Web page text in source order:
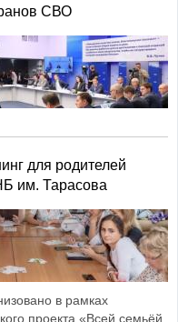
СВО
для родителей
им. Тарасова
в рамках
проекта «Всей семьёй